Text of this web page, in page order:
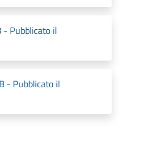
- Pubblicato il
- Pubblicato il